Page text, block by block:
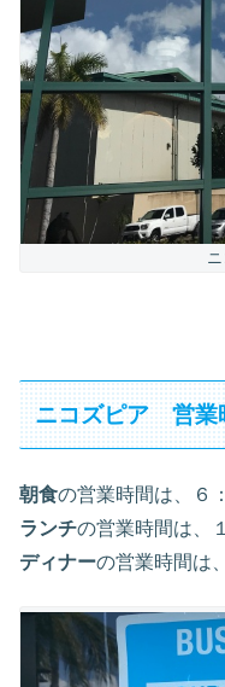
ニコズピア 営業
朝食の営業時間は、６
ランチの営業時間は、
ディナーの営業時間は